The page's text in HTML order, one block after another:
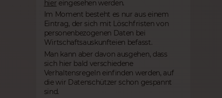
hier eingesehen werden.
Im Moment besteht es nur aus einem
Eintrag, der sich mit Löschfristen von
personenbezogenen Daten bei
Wirtschaftsauskunfteien befasst.
Man kann aber davon ausgehen, dass
sich hier bald verschiedene
Verhaltensregeln einfinden werden, auf
die wir Datenschützer schon gespannt
sind.